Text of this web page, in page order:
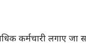
कर्मचारी लगाए जा